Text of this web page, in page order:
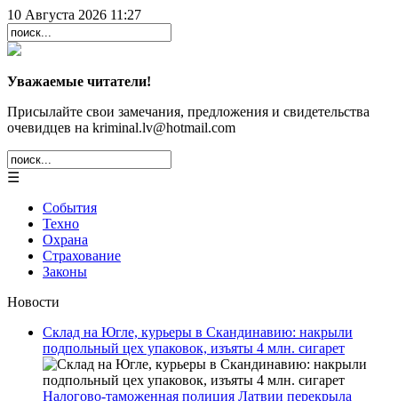
10 Августа 2026 11:27
Уважаемые читатели!
Присылайте свои замечания, предложения и свидетельства
очевидцев на kriminal.lv@hotmail.com
☰
События
Техно
Охрана
Страхование
Законы
Новости
Склад на Югле, курьеры в Скандинавию: накрыли
подпольный цех упаковок, изъяты 4 млн. сигарет
Налогово-таможенная полиция Латвии перекрыла